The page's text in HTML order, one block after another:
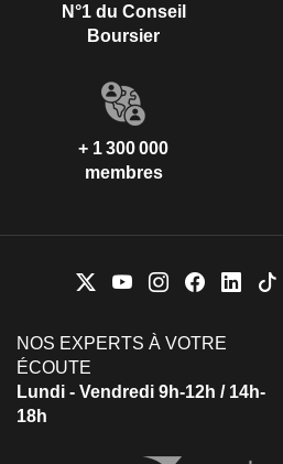
N°1 du Conseil
Boursier
+ 1 300 000
membres
NOS EXPERTS À VOTRE
ÉCOUTE
Lundi - Vendredi 9h-12h / 14h-
18h